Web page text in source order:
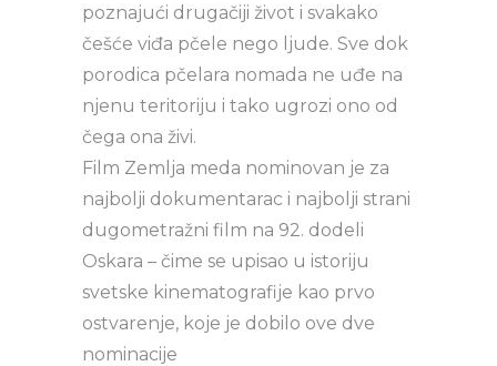
poznajući drugačiji život i svakako
češće viđa pčele nego ljude. Sve dok
porodica pčelara nomada ne uđe na
njenu teritoriju i tako ugrozi ono od
čega ona živi.
Film Zemlja meda nominovan je za
najbolji dokumentarac i najbolji strani
dugometražni film na 92. dodeli
Oskara – čime se upisao u istoriju
svetske kinematografije kao prvo
ostvarenje, koje je dobilo ove dve
nominacije